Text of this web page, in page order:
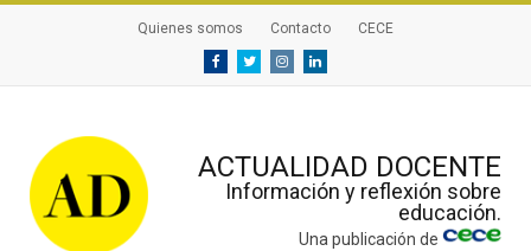
Quienes somos Contacto CECE
FacebookTwitterInstagramLinkedin
ACTUALIDAD DOCENTE
Información y reflexión sobre
educación.
Una publicación de